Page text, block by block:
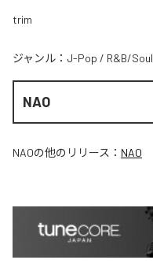
trim
ジャンル： J-Pop / R&B/Soul
NAO
NAOの他のリリース： NAO